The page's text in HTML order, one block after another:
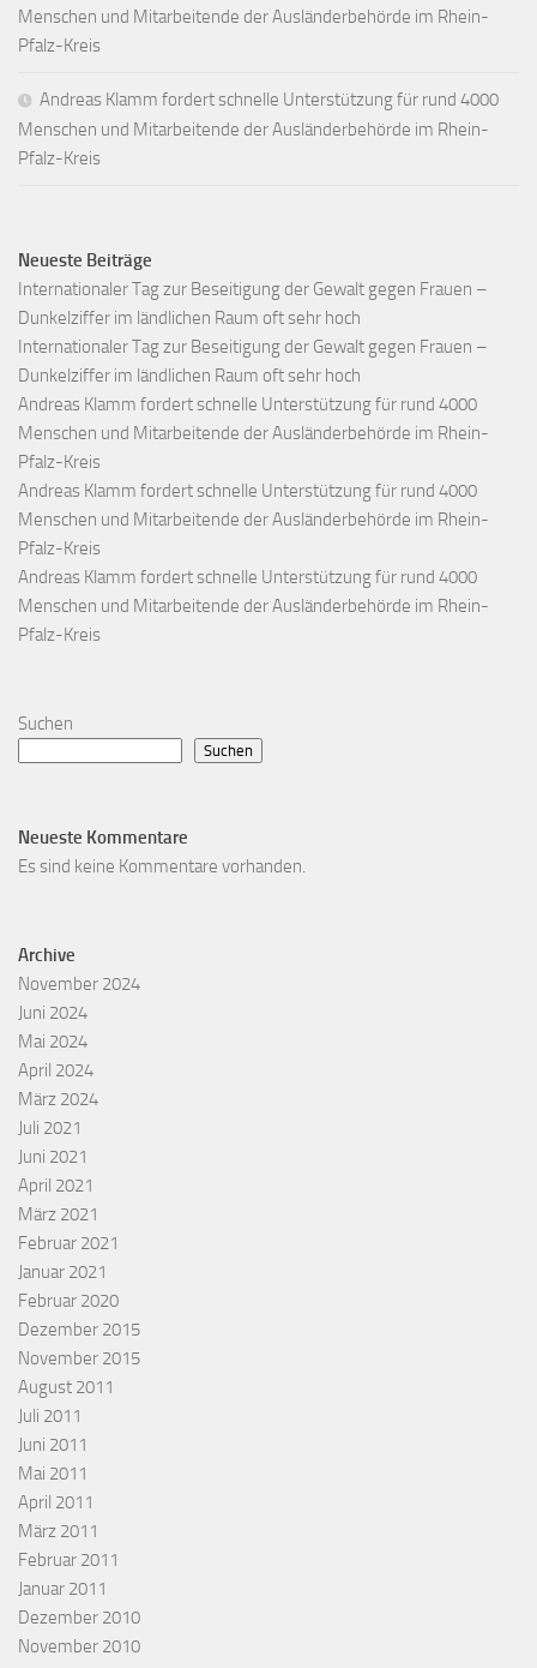
Menschen und Mitarbeitende der Ausländerbehörde im Rhein-
Pfalz-Kreis
Andreas Klamm fordert schnelle Unterstützung für rund 4000
Menschen und Mitarbeitende der Ausländerbehörde im Rhein-
Pfalz-Kreis
Neueste Beiträge
Internationaler Tag zur Beseitigung der Gewalt gegen Frauen –
Dunkelziffer im ländlichen Raum oft sehr hoch
Internationaler Tag zur Beseitigung der Gewalt gegen Frauen –
Dunkelziffer im ländlichen Raum oft sehr hoch
Andreas Klamm fordert schnelle Unterstützung für rund 4000
Menschen und Mitarbeitende der Ausländerbehörde im Rhein-
Pfalz-Kreis
Andreas Klamm fordert schnelle Unterstützung für rund 4000
Menschen und Mitarbeitende der Ausländerbehörde im Rhein-
Pfalz-Kreis
Andreas Klamm fordert schnelle Unterstützung für rund 4000
Menschen und Mitarbeitende der Ausländerbehörde im Rhein-
Pfalz-Kreis
Suchen
Suchen
Neueste Kommentare
Es sind keine Kommentare vorhanden.
Archive
November 2024
Juni 2024
Mai 2024
April 2024
März 2024
Juli 2021
Juni 2021
April 2021
März 2021
Februar 2021
Januar 2021
Februar 2020
Dezember 2015
November 2015
August 2011
Juli 2011
Juni 2011
Mai 2011
April 2011
März 2011
Februar 2011
Januar 2011
Dezember 2010
November 2010